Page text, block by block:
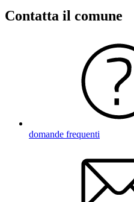
Contatta il comune
domande frequenti